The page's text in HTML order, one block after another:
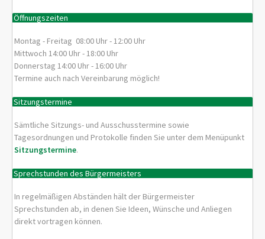
Öffnungszeiten
Montag - Freitag 08:00 Uhr - 12:00 Uhr
Mittwoch 14:00 Uhr - 18:00 Uhr
Donnerstag 14:00 Uhr - 16:00 Uhr
Termine auch nach Vereinbarung möglich!
Sitzungstermine
Sämtliche Sitzungs- und Ausschusstermine sowie
Tagesordnungen und Protokolle finden Sie unter dem Menüpunkt
Sitzungstermine.
Sprechstunden des Bürgermeisters
In regelmäßigen Abständen hält der Bürgermeister
Sprechstunden ab, in denen Sie Ideen, Wünsche und Anliegen
direkt vortragen können.